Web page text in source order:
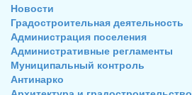
Новости
Градостроительная деятельность
Администрация поселения
Административные регламенты
Муниципальный контроль
Антинарко